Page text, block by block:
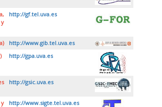
http://gf.tel.uva.es
http://www.gib.tel.uva.es
http://gpa.uva.es
http://gsic.uva.es
http://www.sigte.tel.uva.es